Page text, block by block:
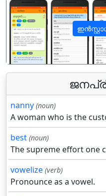
पिछला
nanny (noun)
A woman who is the
best (noun)
The supreme effort one
vowelize (verb)
Pronounce as a vowel.